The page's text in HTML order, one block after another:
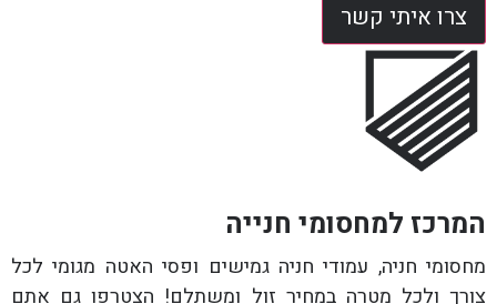
צרו איתי קשר
המרכז למחסומי חנייה
מחסומי חניה, עמודי חניה גמישים ופסי האטה מגומי לכל
צורך ולכל מטרה במחיר זול ומשתלם! הצטרפו גם אתם